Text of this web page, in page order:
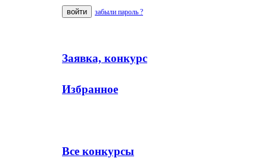
забыли пароль ?
Заявка, конкурс
Избранное
Все конкурсы